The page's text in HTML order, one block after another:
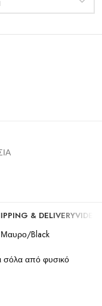
& DELIVERYVIDEO
Μαυρο/Black
σόλα από φυσικό